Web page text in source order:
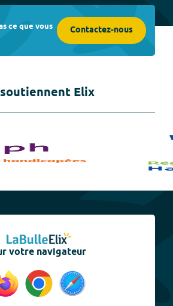
ce que vous Contactez-nous
Elix
votre navigateur